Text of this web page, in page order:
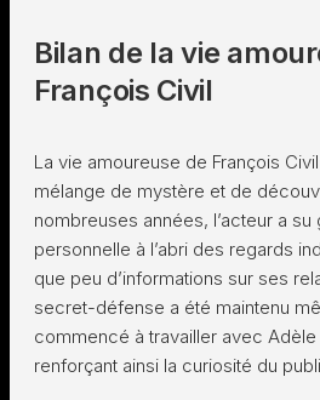
Bilan de la vie
François Civil
La vie amoureuse de François
mélange de mystère et de
nombreuses années, l’acteur a su
personnelle à l’abri des regards
que peu d’informations sur ses
secret-défense a été maintenu
commencé à travailler avec
renforçant ainsi la curiosité du